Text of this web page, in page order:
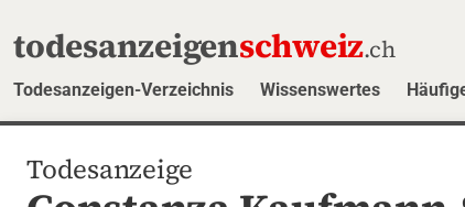
todesanzeigenschweiz.ch
Todesanzeigen-Verzeichnis Wissenswertes
Todesanzeige